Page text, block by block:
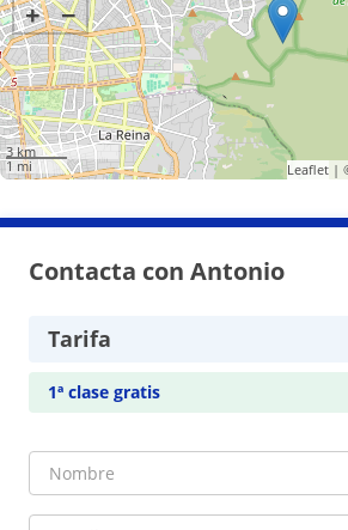
+ −
3 km
1 mi
Leaflet|
Contacta con Antonio
Tarifa
1ª clase gratis